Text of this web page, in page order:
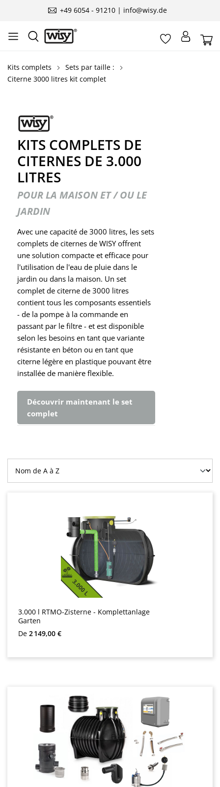
+49 6054 - 91210 | info@wisy.de
Kits complets
Sets par taille :
Citerne 3000 litres kit complet
KITS COMPLETS DE
CITERNES DE 3.000
LITRES
POUR LA MAISON ET / OU LE
JARDIN
Avec une capacité de 3000 litres, les sets
complets de citernes de WISY offrent
une solution compacte et efficace pour
l'utilisation de l'eau de pluie dans le
jardin ou dans la maison. Un set
complet de citerne de 3000 litres
contient tous les composants essentiels
- de la pompe à la commande en
passant par le filtre - et est disponible
selon les besoins en tant que variante
résistante en béton ou en tant que
citerne légère en plastique pouvant être
installée de manière flexible.
Découvrir maintenant le set
complet
3.000 l RTMO-Zisterne - Komplettanlage
Garten
Prix régulier :
De 2 149,00 €